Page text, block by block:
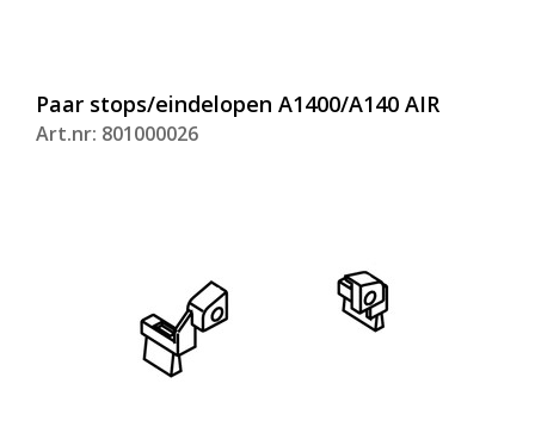
Paar stops/eindelopen A1400/A140 AIR
Art.nr: 801000026